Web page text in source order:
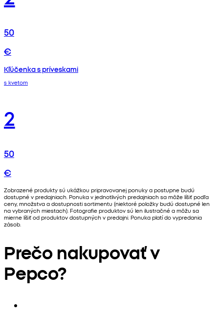
50
€
Kľúčenka s príveskami
s kvetom
2
50
€
Zobrazené produkty sú ukážkou pripravovanej ponuky a postupne budú
dostupné v predajniach. Ponuka v jednotlivých predajniach sa môže líšiť podľa
ceny, množstva a dostupnosti sortimentu (niektoré položky budú dostupné len
na vybraných miestach). Fotografie produktov sú len ilustračné a môžu sa
mierne líšiť od produktov dostupných v predajni. Ponuka platí do vypredania
zásob.
Prečo nakupovať v
Pepco?